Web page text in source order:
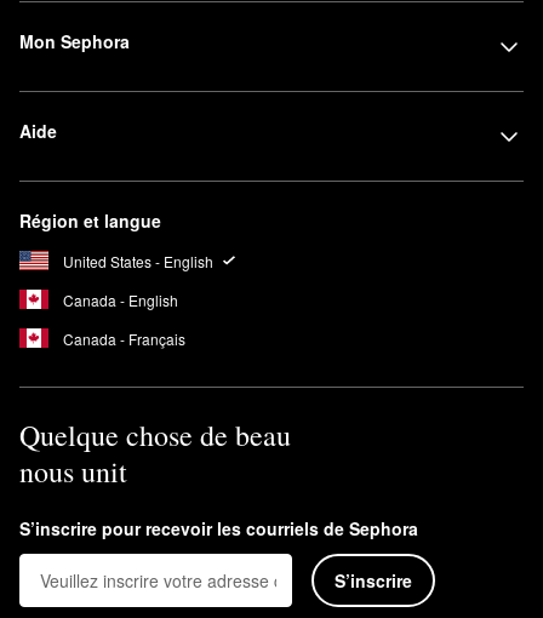
Mon Sephora
Aide
Région et langue
United States - English
Canada - English
Canada - Français
Quelque chose de beau
nous unit
S’inscrire pour recevoir les courriels de Sephora
S’inscrire